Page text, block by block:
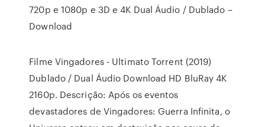
720p e 1080p e 3D e 4K Dual Áudio / Dublado –
Download
Filme Vingadores - Ultimato Torrent (2019)
Dublado / Dual Áudio Download HD BluRay 4K
2160p. Descrição: Após os eventos
devastadores de Vingadores: Guerra Infinita, o